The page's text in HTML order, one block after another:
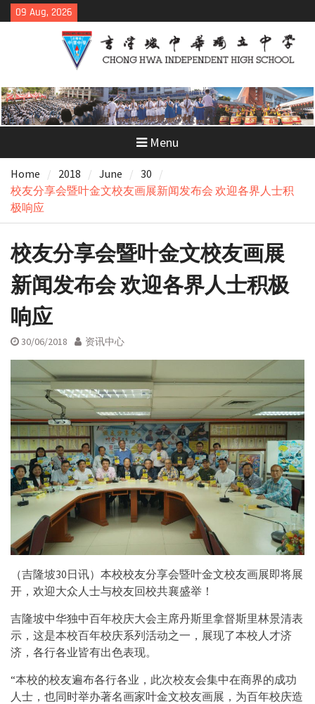
Skip
to
09 Aug, 2026
Menu
Home 2018 June
30
校友分享会暨叶金文校友画展新闻发布会 欢迎各界人士积
极响应
校友分享会暨叶金文校友画展
新闻发布会 欢迎各界人士积极
响应
30/06/2018 资讯中心
（吉隆坡30日讯）本校校友分享会暨叶金文校友画展即将展
开，欢迎大众人士与校友回校共襄盛举！
吉隆坡中华独中百年校庆大会主席丹斯里拿督斯里林景清表
示，这是本校百年校庆系列活动之一，展现了本校人才济
济，各行各业皆有出色表现。
“本校的校友遍布各行各业，此次校友会集中在商界的成功
人士，也同时举办著名画家叶金文校友画展，为百年校庆造